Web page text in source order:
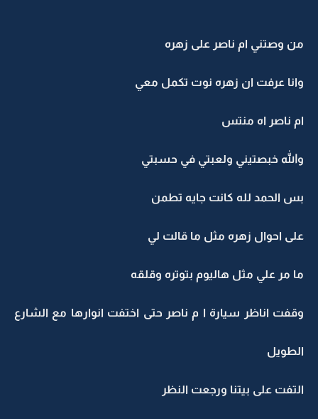
من وصتني ام ناصر على زهره
وانا عرفت ان زهره نوت تكمل معي
ام ناصر اه منتس
والله خبصتيني ولعبتي في حسبتي
بس الحمد لله كانت جايه تطمن
على احوال زهره مثل ما قالت لي
ما مر علي مثل هاليوم بتوتره وقلقه
وقفت اناظر سيارة ا م ناصر حتى اختفت انوارها مع الشارع
الطويل
التفت على بيتنا ورجعت النظر